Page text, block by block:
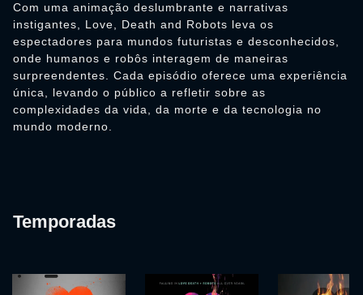
Com uma animação deslumbrante e narrativas
instigantes, Love, Death and Robots leva os
espectadores para mundos futuristas e desconhecidos,
onde humanos e robôs interagem de maneiras
surpreendentes. Cada episódio oferece uma experiência
única, levando o público a refletir sobre as
complexidades da vida, da morte e da tecnologia no
mundo moderno.
Temporadas